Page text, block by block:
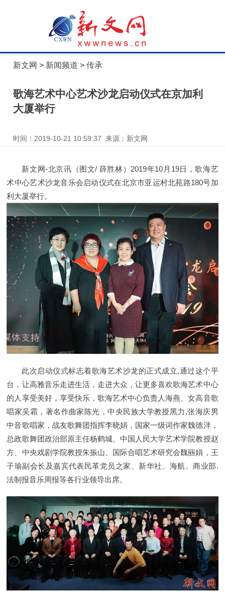
新文网 > 新闻频道 >传承
歌海艺术中心艺术沙龙启动仪式在京加利
大厦举行
时间：2019-10-21 10:59:37 来源：新文网
新文网-北京讯（图文/ 薛胜林）2019年10月19日，歌海艺
术中心艺术沙龙音乐会启动仪式在北京市亚运村北苑路180号加
利大厦举行。
此次启动仪式标志着歌海艺术沙龙的正式成立,通过这个平
台，让高雅音乐走进生活，走进大众，让更多喜欢歌海艺术中心
的人享受美好，享受快乐，歌海艺术中心负责人海燕、女高音歌
唱家吴霜，著名作曲家陈光，中央民族大学教授黑力,张海庆男
中音歌唱家，战友歌舞团指挥李晓娟，国家一级词作家魏德泮，
总政歌舞团政治部原主任杨鹤城、中国人民大学艺术学院教授赵
方、中央戏剧学院教授朱振山、国际合唱艺术研究会魏丽娟，王
子瑜副会长及嘉宾代表民革党员之家、新华社、海航、商业部.
法制报音乐周报等各行业领导出席。